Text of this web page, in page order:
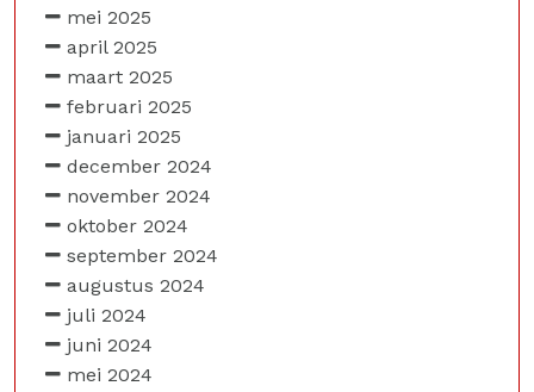
mei 2025
april 2025
maart 2025
februari 2025
januari 2025
december 2024
november 2024
oktober 2024
september 2024
augustus 2024
juli 2024
juni 2024
mei 2024